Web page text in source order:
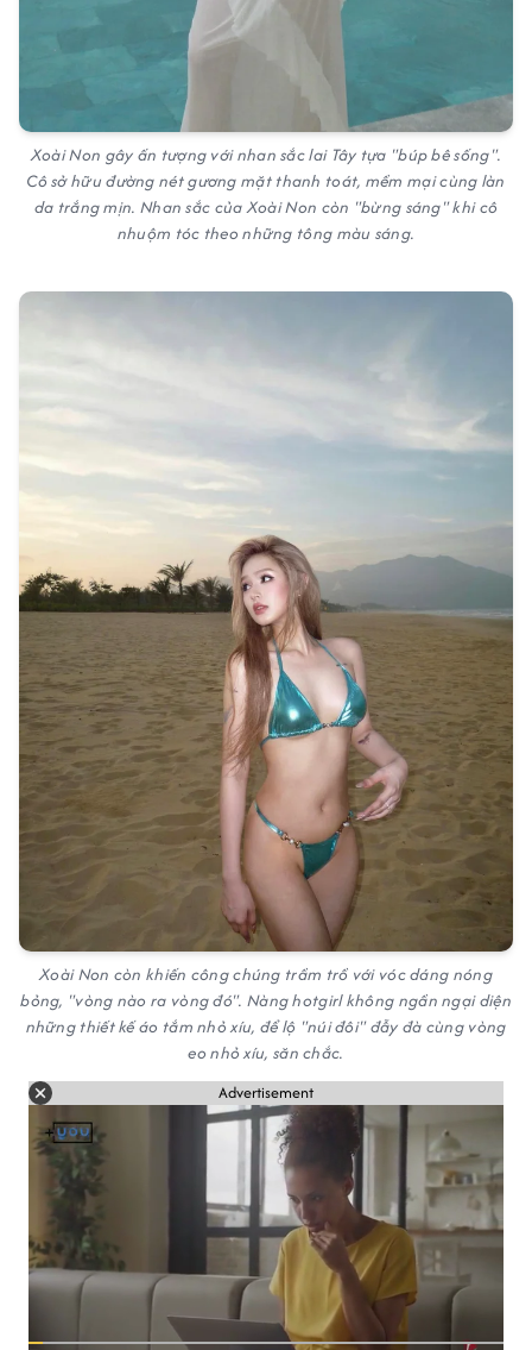
Xoài Non gây ấn tượng với nhan sắc lai Tây tựa "búp bê sống".
Cô sở hữu đường nét gương mặt thanh toát, mềm mại cùng làn
da trắng mịn. Nhan sắc của Xoài Non còn "bừng sáng" khi cô
nhuộm tóc theo những tông màu sáng.
Xoài Non còn khiến công chúng trầm trồ với vóc dáng nóng
bỏng, "vòng nào ra vòng đó". Nàng hotgirl không ngần ngại diện
những thiết kế áo tắm nhỏ xíu, để lộ "núi đôi" đẫy đà cùng vòng
eo nhỏ xíu, săn chắc.
Advertisement